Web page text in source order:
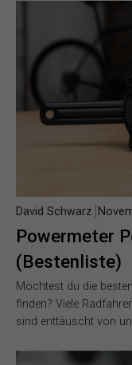
Powermeter
(Bestenliste)
David Schwarz
Möchtest du die
finden? Viele
sind enttäuscht von